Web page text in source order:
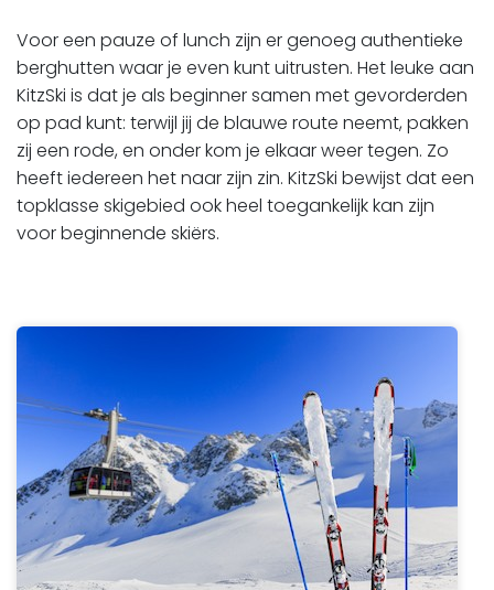
​​​​​​​Voor een pauze of lunch zijn er genoeg authentieke
berghutten waar je even kunt uitrusten. Het leuke aan
KitzSki is dat je als beginner samen met gevorderden
op pad kunt: terwijl jij de blauwe route neemt, pakken
zij een rode, en onder kom je elkaar weer tegen. Zo
heeft iedereen het naar zijn zin. KitzSki bewijst dat een
topklasse skigebied ook heel toegankelijk kan zijn
voor beginnende skiërs.